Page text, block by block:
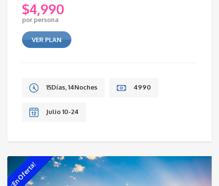
$4,990
por persona
VER PLAN
15Días, 14Noches 4990
Julio 10-24
¡En Oferta!